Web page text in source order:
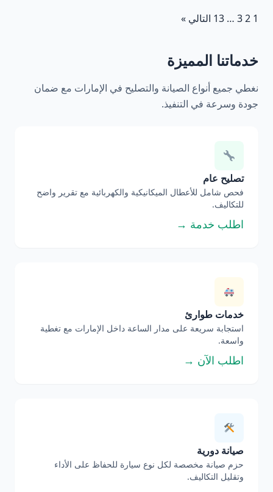
1
2
3
…
13 التالي »
خدماتنا المميزة
نغطي جميع أنواع الصيانة والتصليح في الإمارات مع ضمان
جودة وسرعة في التنفيذ.
تصليح عام
فحص شامل للأعطال الميكانيكية والكهربائية مع تقرير واضح
للتكاليف.
اطلب خدمة →
خدمات طوارئ
استجابة سريعة على مدار الساعة داخل الإمارات مع تغطية
واسعة.
اطلب الآن →
صيانة دورية
حزم صيانة مخصصة لكل نوع سيارة للحفاظ على الأداء
وتقليل التكاليف.